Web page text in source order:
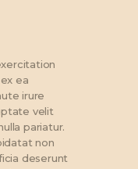
ea
irure
velit
pariatur.
non
deserunt